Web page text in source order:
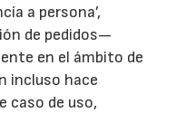
a persona’,
de pedidos—
en el ámbito de
incluso hace
caso de uso,